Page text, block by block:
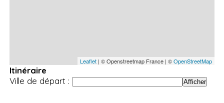
Leaflet| © Openstreetmap France | ©OpenStreetMap
Itinéraire
Ville de départ :